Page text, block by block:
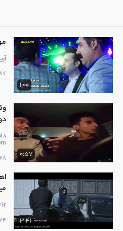
1:00
687
0:57
668
3:41
ir
74